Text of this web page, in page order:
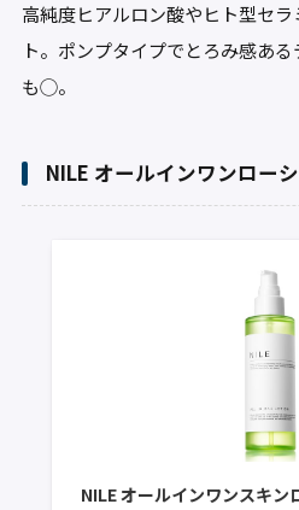
高純度ヒアルロン酸やヒト型セ
ト。ポンプタイプでとろみ感あ
も◯。
NILE オールインワンロー
NILE オールインワンスキン